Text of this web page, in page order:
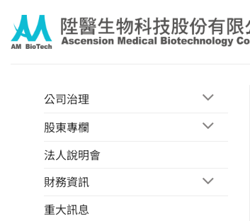
content
公司治理
股東專欄
法人說明會
財務資訊
重大訊息